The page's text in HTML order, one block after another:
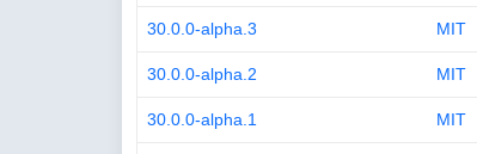
30.0.0-alpha.3 MIT
30.0.0-alpha.2 MIT
30.0.0-alpha.1 MIT